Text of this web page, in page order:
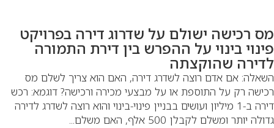
רכישה ישולם על שדרוג דירה בפרויקט
בינוי על ההפרש בין דירת התמורה
שהוקצתה
אם אדם רוצה לשדרג דירה, האם הוא צריך לשלם מס
רק על התוספת או על מבצעי מכירה ורכישה? דוגמא: רכש
דירה ב-1 מיליון ועושים בבניין פינוי-בינוי והוא רוצה לשדרג לדירה
יותר ומשלם לקבלן 500 אלף, האם משלם...